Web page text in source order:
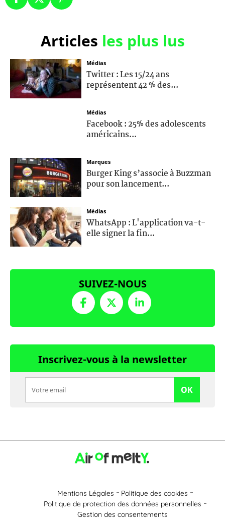
Articles les plus lus
Médias
Twitter : Les 15/24 ans
représentent 42 % des...
Médias
Facebook : 25% des adolescents
américains...
Marques
Burger King s’associe à Buzzman
pour son lancement...
Médias
WhatsApp : L'application va-t-
elle signer la fin...
SUIVEZ-NOUS
Inscrivez-vous à la newsletter
OK
Mentions Légales
Politique des cookies
Politique de protection des données personnelles
Gestion des consentements